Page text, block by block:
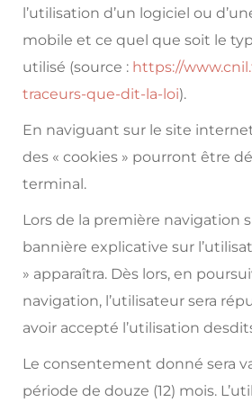
l’utilisation d’un logiciel ou
mobile et ce quel que soit le
utilisé (source : https://
traceurs-que-dit-la-loi).
En naviguant sur le site internet
des « cookies » pourront être
terminal.
Lors de la première navigation
bannière explicative sur
» apparaîtra. Dès lors, en
navigation, l’utilisateur sera
avoir accepté l’utilisation
Le consentement donné sera
période de douze (12) mois.